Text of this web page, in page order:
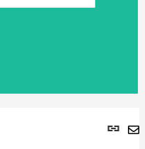
Lien